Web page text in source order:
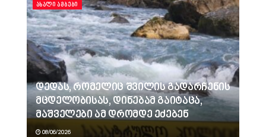
ᲐᲮᲐᲚᲘ ᲐᲛᲑᲔᲑᲘ
დედას, რომელიც შვილის გადარჩენის
მცდელობისას, დინებამ გაიტაცა,
მაშველები ამ დრომდე ეძებენ
08/06/2026